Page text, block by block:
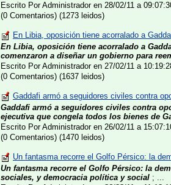
Escrito Por Administrador en 28/02/11 a
(0 Comentarios) (1273 leidos)
En Libia, oposición tiene acorralado a
En Libia, oposición tiene acorralado a
comenzaron a diseñar un gobierno para
Escrito Por Administrador en 27/02/11 a
(0 Comentarios) (1637 leidos)
Gaddafi armó a seguidores civiles contra
Gaddafi armó a seguidores civiles contra
ejecutiva que congela todos los bienes de
Escrito Por Administrador en 26/02/11 a
(0 Comentarios) (1470 leidos)
Un fantasma recorre el Golfo Pérsico: la
Un fantasma recorre el Golfo Pérsico: la
sociales, y democracia política y social ; ...